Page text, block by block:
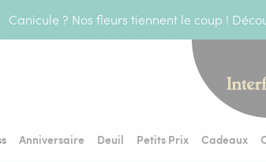
Canicule ? Nos fleurs tiennent le coup !
Anniversaire Deuil Petits Prix Cadeaux